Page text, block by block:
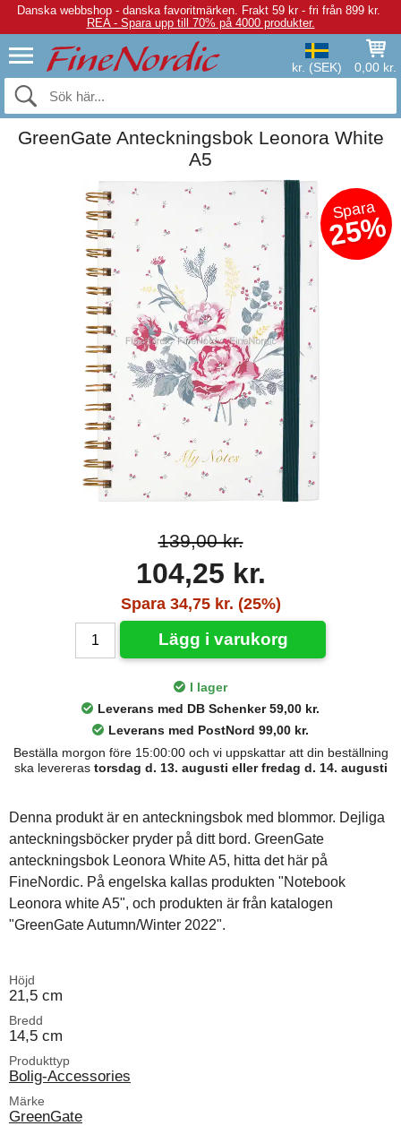
Danska webbshop - danska favoritmärken. Frakt 59 kr - fri från 899 kr.
REA - Spara upp till 70% på 4000 produkter.
kr. (SEK) 0,00 kr.
GreenGate Anteckningsbok Leonora White
A5
Spara
25%
139,00 kr.
104,25 kr.
Spara 34,75 kr. (25%)
Lägg i varukorg
I lager
Leverans med DB Schenker 59,00 kr.
Leverans med PostNord 99,00 kr.
Beställa morgon före 15:00:00 och vi uppskattar att din beställning
ska levereras torsdag d. 13. augusti eller fredag d. 14. augusti
Denna produkt är en anteckningsbok med blommor. Dejliga
anteckningsböcker pryder på ditt bord. GreenGate
anteckningsbok Leonora White A5, hitta det här på
FineNordic. På engelska kallas produkten "Notebook
Leonora white A5", och produkten är från katalogen
"GreenGate Autumn/Winter 2022".
Höjd
21,5 cm
Bredd
14,5 cm
Produkttyp
Bolig-Accessories
Märke
GreenGate